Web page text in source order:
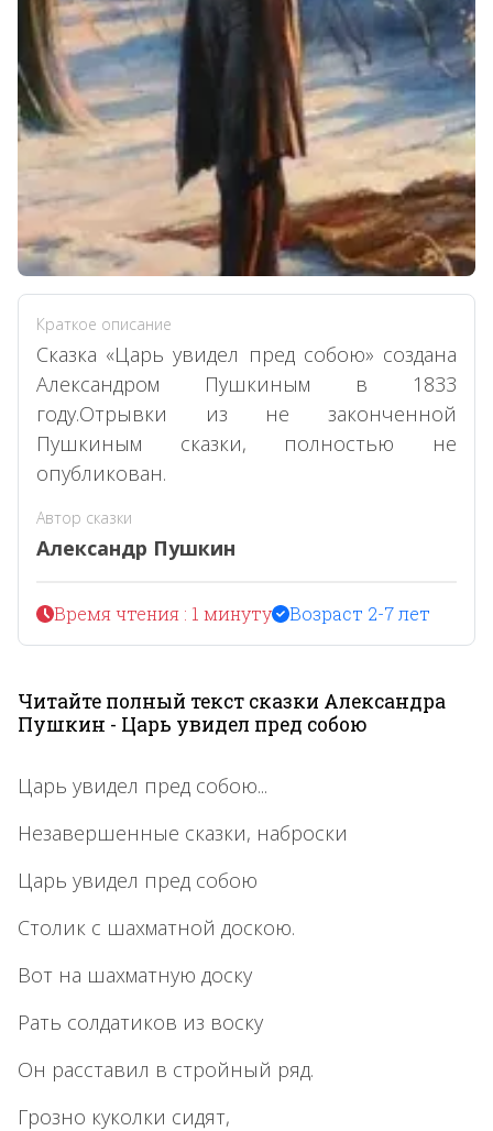
Краткое описание
Сказка «Царь увидел пред собою» создана
Александром Пушкиным в 1833
году.Отрывки из не законченной
Пушкиным сказки, полностью не
опубликован.
Автор сказки
Александр Пушкин
Время чтения : 1 минуту Возраст 2-7 лет
Читайте полный текст сказки Александра
Пушкин - Царь увидел пред собою
Царь увидел пред собою...
Незавершенные сказки, наброски
Царь увидел пред собою
Столик с шахматной доскою.
Вот на шахматную доску
Рать солдатиков из воску
Он расставил в стройный ряд.
Грозно куколки сидят,